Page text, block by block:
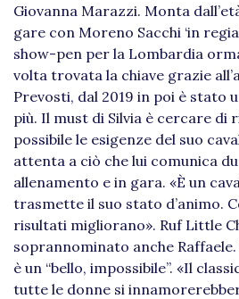
Giovanna Marazzi. Monta
gare con Moreno Sacchi ‘in
show-pen per la Lombardia
volta trovata la chiave grazie
Prevosti, dal 2019 in poi è stato
più. Il must di Silvia è cercare di
possibile le esigenze del suo
attenta a ciò che lui comunica
allenamento e in gara. «È un
trasmette il suo stato d’animo.
risultati migliorano». Ruf Little
soprannominato anche Raffaele.
è un “bello, impossibile”. «Il
tutte le donne si